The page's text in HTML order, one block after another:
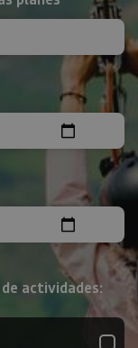
actividades: